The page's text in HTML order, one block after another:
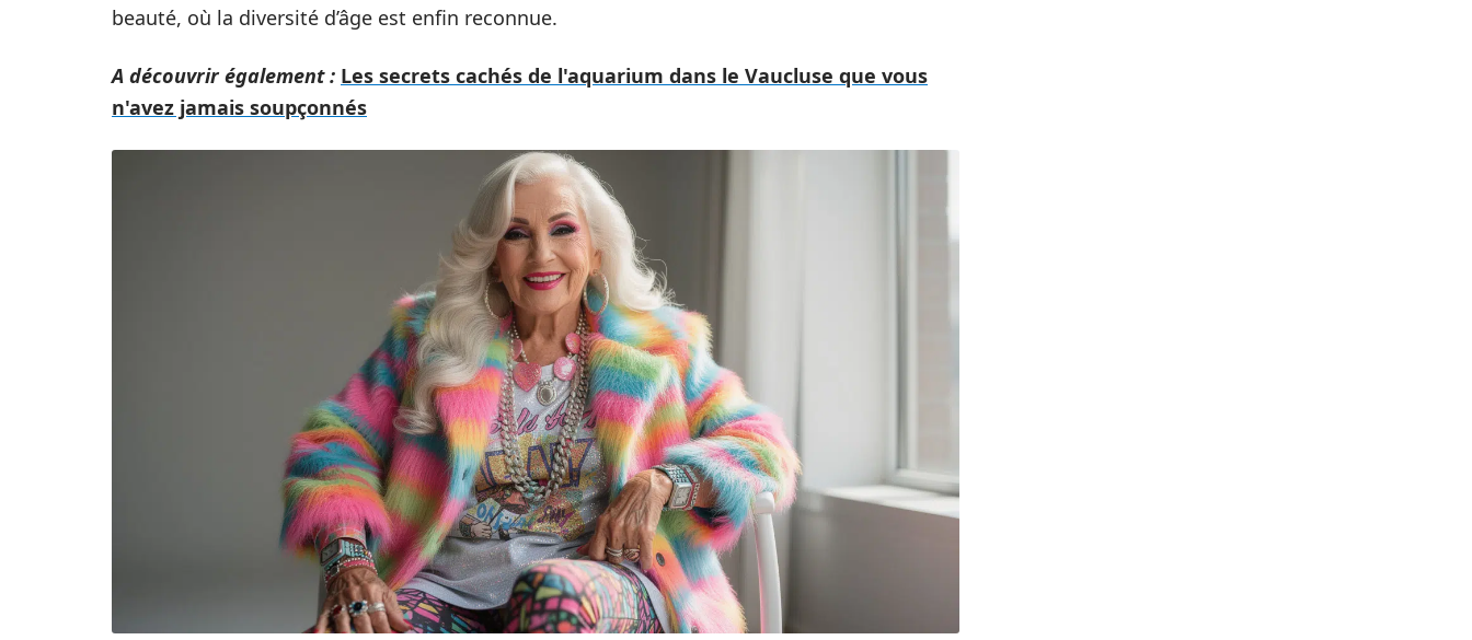
beauté, où la diversité d’âge est enfin reconnue.
A découvrir également : Les secrets cachés de l'aquarium dans le Vaucluse que vous
n'avez jamais soupçonnés